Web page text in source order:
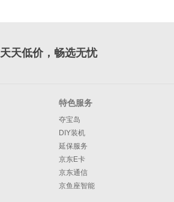
天天低价，畅选无忧
特色服务
夺宝岛
DIY装机
延保服务
京东E卡
京东通信
京鱼座智能